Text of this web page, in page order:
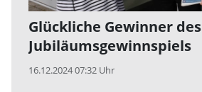
Glückliche Gewinner des
Jubiläumsgewinnspiels
16.12.2024 07:32 Uhr